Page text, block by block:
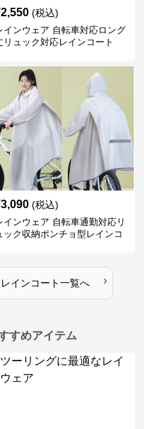
2,550 (税込)
インウェア 自転車対応ロング
リュック対応レインコート
3,090 (税込)
インウェア 自転車通勤対応リ
ック収納ポンチョ型レインコ
インコート一覧へ ›
すめアイテム